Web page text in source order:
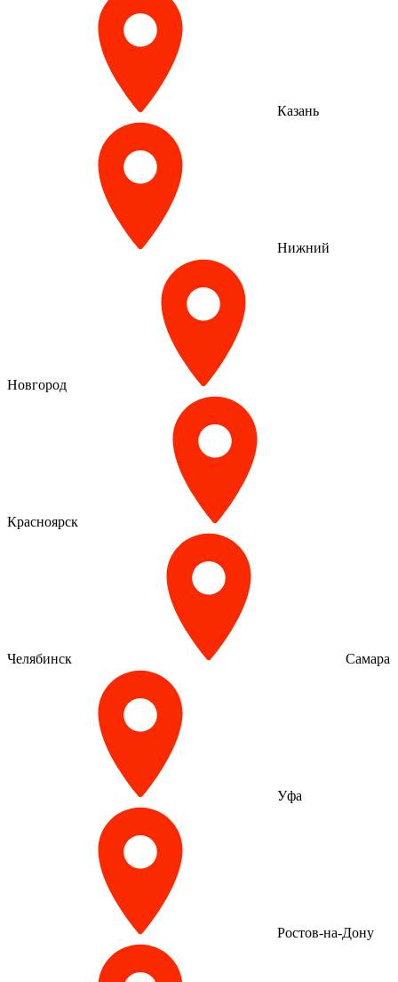
Казань
Нижний
Новгород
Красноярск
Челябинск Самара
Уфа
Ростов-на-Дону